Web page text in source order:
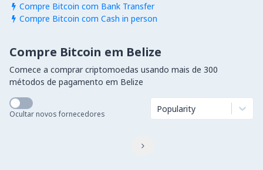
 Compre Bitcoin com Bank Transfer
 Compre Bitcoin com Cash in person
Compre Bitcoin em Belize
Comece a comprar criptomoedas usando mais de 300
métodos de pagamento em Belize
Ocultar novos fornecedores Popularity
